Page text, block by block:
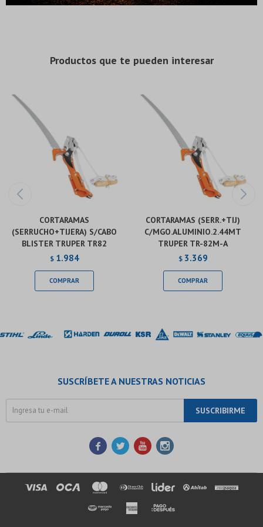
Productos que te pueden interesar
CORTARAMAS
(SERRUCHO+TIJERA) S/CABO
BLISTER TRUPER TR82
$ 1.984
CORTARAMAS (SERR.+TIJ)
C/MGO.ALUMINIO.2.44MT
TRUPER TR-82M-A
$ 3.369
* sujeto a aprobación crediticia. El monto disponible
SUSCRÍBETE A NUESTRAS NOTICIAS
SUSCRIBIRME
   
* sujeto a aprobación crediticia. El monto disponible